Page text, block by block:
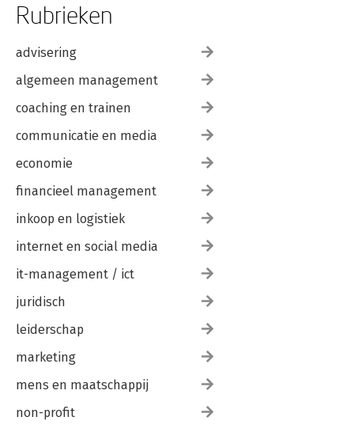
Rubrieken
advisering
algemeen management
coaching en trainen
communicatie en media
economie
financieel management
inkoop en logistiek
internet en social media
it-management / ict
juridisch
leiderschap
marketing
mens en maatschappij
non-profit